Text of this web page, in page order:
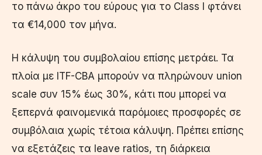
το πάνω άκρο του εύρους για το Class I φτάνει
τα €14,000 τον μήνα.
Η κάλυψη του συμβολαίου επίσης μετράει. Τα
πλοία με ITF-CBA μπορούν να πληρώνουν union
scale συν 15% έως 30%, κάτι που μπορεί να
ξεπερνά φαινομενικά παρόμοιες προσφορές σε
συμβόλαια χωρίς τέτοια κάλυψη. Πρέπει επίσης
να εξετάζεις τα leave ratios, τη διάρκεια